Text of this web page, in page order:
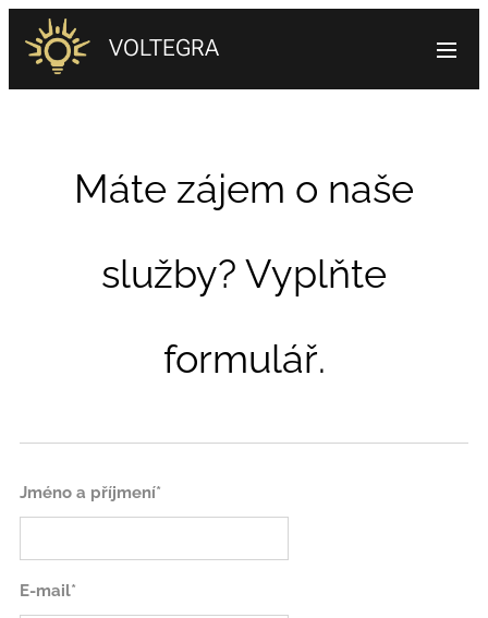
VOLTEGRA
Máte zájem o naše
služby? Vyplňte
formulář.
Jméno a příjmení*
E-mail*